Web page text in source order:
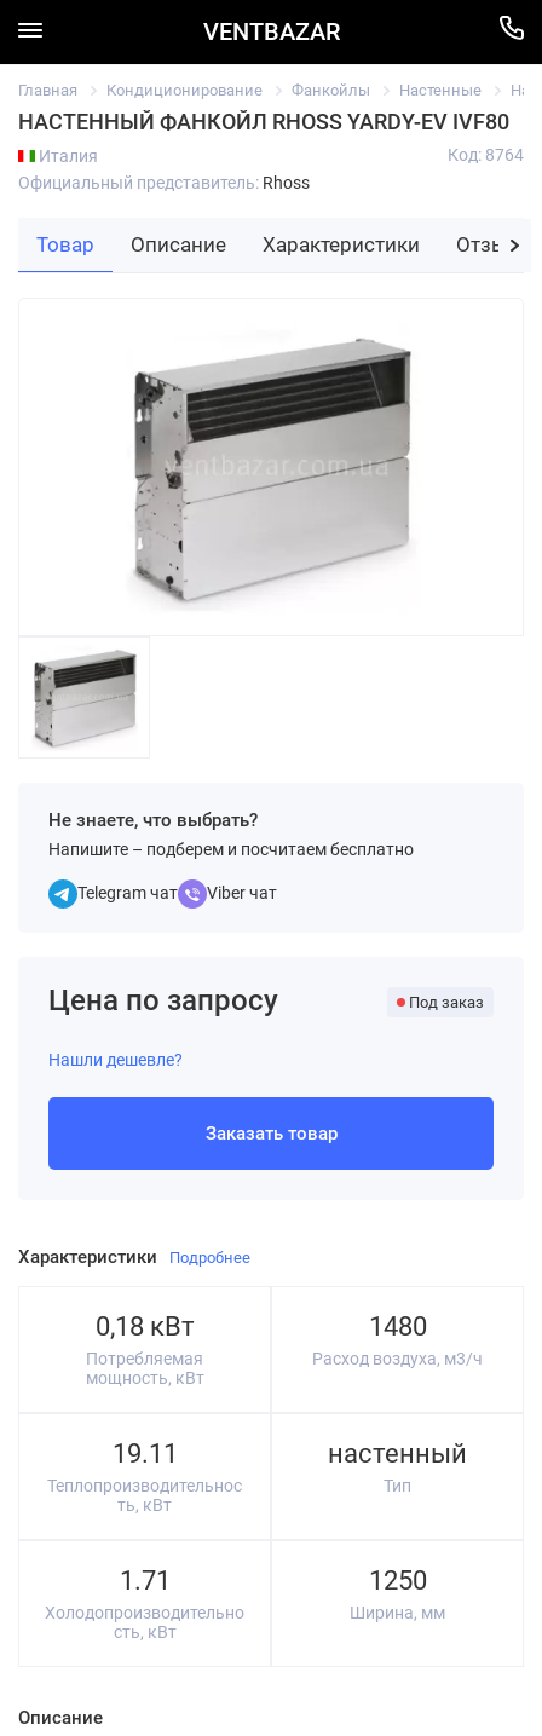
VENTBAZAR
Главная Кондиционирование Фанкойлы Настенные
НАСТЕННЫЙ ФАНКОЙЛ RHOSS YARDY-EV IVF80
Италия
Официальный представитель: Rhoss
Код: 8764
Не знаете, что выбрать?
Напишите – подберем и посчитаем бесплатно
Telegram чат Viber чат
Характеристики Подробнее
0,18 кВт
Потребляемая
мощность, кВт
1480
Расход воздуха, м3/ч
19.11
Теплопроизводительнос
ть, кВт
настенный
Тип
1.71
Холодопроизводительно
сть, кВт
1250
Ширина, мм
Описание
Цена по запросу Под заказ
Нашли дешевле?
Заказать товар
Товар Описание Характеристики Отзывы